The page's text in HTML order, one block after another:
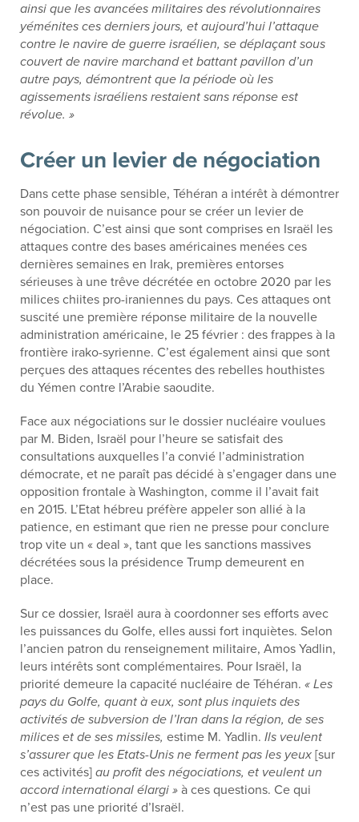
ainsi que les avancées militaires des révolutionnaires
yéménites ces derniers jours, et aujourd’hui l’attaque
contre le navire de guerre israélien, se déplaçant sous
couvert de navire marchand et battant pavillon d’un
autre pays, démontrent que la période où les
agissements israéliens restaient sans réponse est
révolue. »
Créer un levier de négociation
Dans cette phase sensible, Téhéran a intérêt à démontrer
son pouvoir de nuisance pour se créer un levier de
négociation. C’est ainsi que sont comprises en Israël les
attaques contre des bases américaines menées ces
dernières semaines en Irak, premières entorses
sérieuses à une trêve décrétée en octobre 2020 par les
milices chiites pro-iraniennes du pays. Ces attaques ont
suscité une première réponse militaire de la nouvelle
administration américaine, le 25 février : des frappes à la
frontière irako-syrienne. C’est également ainsi que sont
perçues des attaques récentes des rebelles houthistes
du Yémen contre l’Arabie saoudite.
Face aux négociations sur le dossier nucléaire voulues
par M. Biden, Israël pour l’heure se satisfait des
consultations auxquelles l’a convié l’administration
démocrate, et ne paraît pas décidé à s’engager dans une
opposition frontale à Washington, comme il l’avait fait
en 2015. L’Etat hébreu préfère appeler son allié à la
patience, en estimant que rien ne presse pour conclure
trop vite un « deal », tant que les sanctions massives
décrétées sous la présidence Trump demeurent en
place.
Sur ce dossier, Israël aura à coordonner ses efforts avec
les puissances du Golfe, elles aussi fort inquiètes. Selon
l’ancien patron du renseignement militaire, Amos Yadlin,
leurs intérêts sont complémentaires. Pour Israël, la
priorité demeure la capacité nucléaire de Téhéran. « Les
pays du Golfe, quant à eux, sont plus inquiets des
activités de subversion de l’Iran dans la région, de ses
milices et de ses missiles, estime M. Yadlin. Ils veulent
s’assurer que les Etats-Unis ne ferment pas les yeux [sur
ces activités] au profit des négociations, et veulent un
accord international élargi » à ces questions. Ce qui
n’est pas une priorité d’Israël.